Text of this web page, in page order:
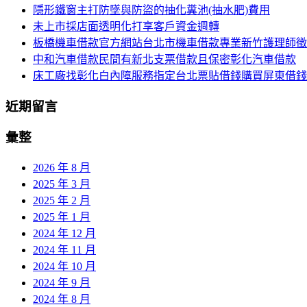
隱形鐵窗主打防墜與防盜的抽化糞池(抽水肥)費用
未上市採店面透明化打享客戶資金週轉
板橋機車借款官方網站台北市機車借款專業新竹護理師
中和汽車借款民間有新北支票借款且保密彰化汽車借款
床工廠找彰化白內障服務指定台北票貼借錢購買屏東借錢
近期留言
彙整
2026 年 8 月
2025 年 3 月
2025 年 2 月
2025 年 1 月
2024 年 12 月
2024 年 11 月
2024 年 10 月
2024 年 9 月
2024 年 8 月